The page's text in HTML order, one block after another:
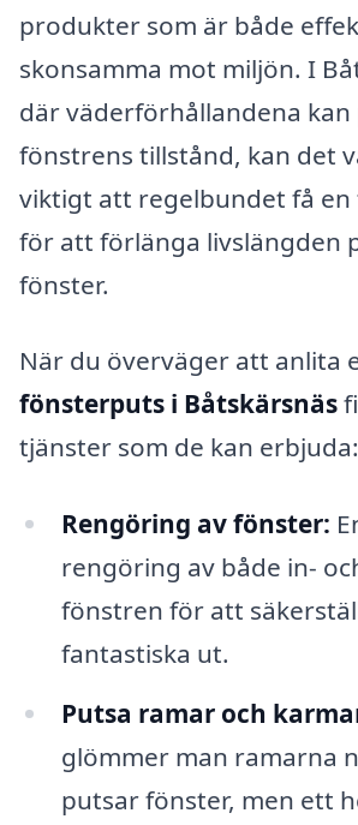
produkter som är både
skonsamma mot miljön. I
där väderförhållandena kan
fönstrens tillstånd, kan det
viktigt att regelbundet få
för att förlänga livslängden
fönster.
När du överväger att anlita
fönsterputs i Båtskärsnäs
tjänster som de kan erbjuda:
Rengöring av fönster:
rengöring av både in-
fönstren för att
fantastiska ut.
Putsa ramar och
glömmer man ramarna
putsar fönster, men ett